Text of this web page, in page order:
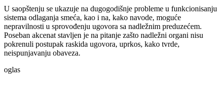
U saopštenju se ukazuje na dugogodišnje probleme u funkcionisanju
sistema odlaganja smeća, kao i na, kako navode, moguće
nepravilnosti u sprovođenju ugovora sa nadležnim preduzećem.
Poseban akcenat stavljen je na pitanje zašto nadležni organi nisu
pokrenuli postupak raskida ugovora, uprkos, kako tvrde,
neispunjavanju obaveza.
oglas